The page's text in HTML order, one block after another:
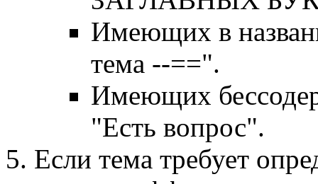
Имеющих в
тема --==".
Имеющих
"Есть вопрос".
Если тема требует